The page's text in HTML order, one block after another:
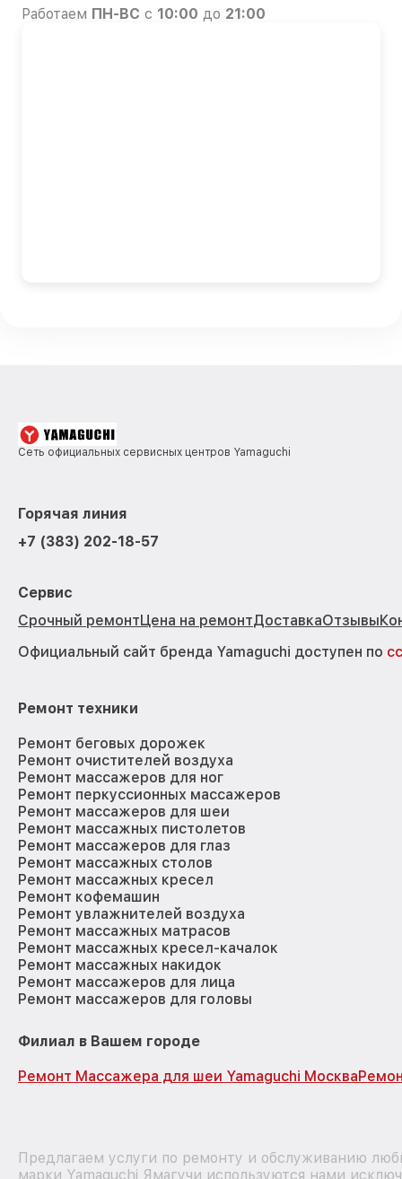
Работаем ПН-ВС с 10:00 до 21:00
Сеть официальных сервисных центров Yamaguchi
Горячая линия
+7 (383) 202-18-57
Сервис
Срочный ремонтЦена на ремонтДоставкаОтзывы
Официальный сайт бренда Yamaguchi доступен по
Ремонт техники
Ремонт беговых дорожек
Ремонт очистителей воздуха
Ремонт массажеров для ног
Ремонт перкуссионных массажеров
Ремонт массажеров для шеи
Ремонт массажных пистолетов
Ремонт массажеров для глаз
Ремонт массажных столов
Ремонт массажных кресел
Ремонт кофемашин
Ремонт увлажнителей воздуха
Ремонт массажных матрасов
Ремонт массажных кресел-качалок
Ремонт массажных накидок
Ремонт массажеров для лица
Ремонт массажеров для головы
Филиал в Вашем городе
Ремонт Массажера для шеи Yamaguchi Москва
Предлагаем услуги по ремонту и обслуживанию
марки Yamaguchi Ямагучи используются нами